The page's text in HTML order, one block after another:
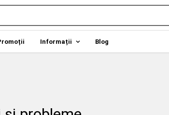
Informații Blog